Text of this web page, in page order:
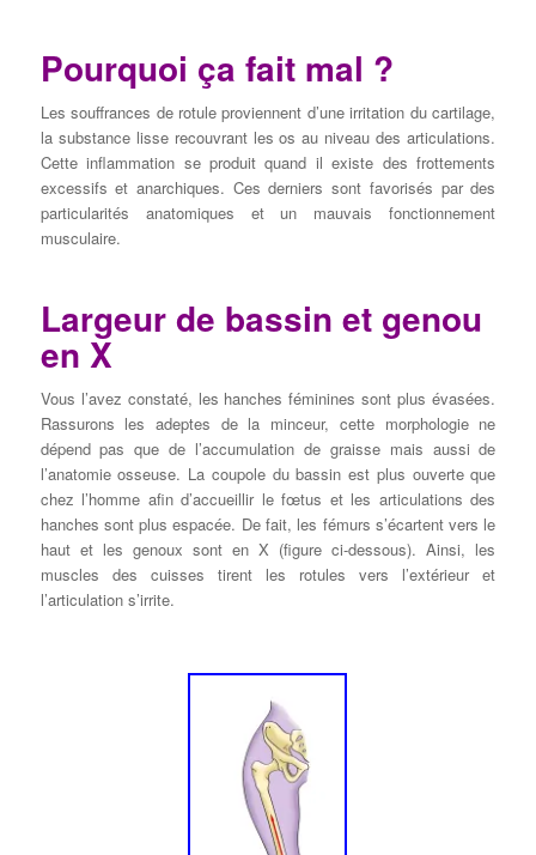
Pourquoi ça fait mal ?
Les souffrances de rotule proviennent d’une irritation du cartilage,
la substance lisse recouvrant les os au niveau des articulations.
Cette inflammation se produit quand il existe des frottements
excessifs et anarchiques. Ces derniers sont favorisés par des
particularités anatomiques et un mauvais fonctionnement
musculaire.
Largeur de bassin et genou
en X
Vous l’avez constaté, les hanches féminines sont plus évasées.
Rassurons les adeptes de la minceur, cette morphologie ne
dépend pas que de l’accumulation de graisse mais aussi de
l’anatomie osseuse. La coupole du bassin est plus ouverte que
chez l’homme afin d’accueillir le fœtus et les articulations des
hanches sont plus espacée. De fait, les fémurs s’écartent vers le
haut et les genoux sont en X (figure ci-dessous). Ainsi, les
muscles des cuisses tirent les rotules vers l’extérieur et
l’articulation s’irrite.